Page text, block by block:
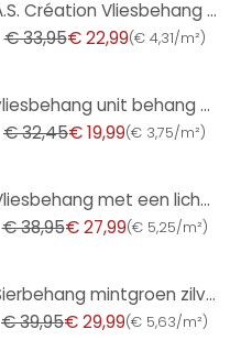
A.S. Création Vliesbehang met Glitter Memory 3
€ 33,95€ 22,99(€ 4,31/m²)
vliesbehang unit behang met fijne structuur in zwart
€ 32,45€ 19,99(€ 3,75/m²)
Vliesbehang met een licht glanzende beige effen structuur
€ 38,95€ 27,99(€ 5,25/m²)
Sierbehang mintgroen zilver - glanzend Vliesbehang met monster
€ 39,95€ 29,99(€ 5,63/m²)